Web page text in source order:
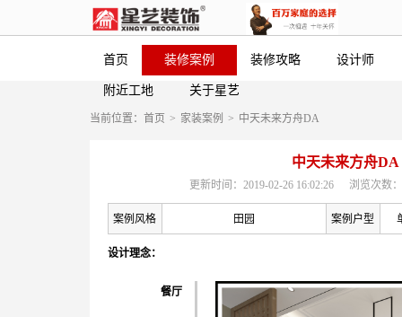
首页 装修案例 装修攻略 设计师
附近工地 关于星艺
当前位置： 首页 > 家装案例 > 中天未来方舟DA
中天未来方舟DA
更新时间：2019-02-26 16:02:26 浏览次数
案例风格 田园 案例户型
设计理念：
餐厅